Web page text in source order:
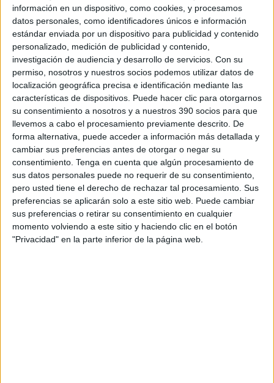
información en un dispositivo, como cookies, y procesamos
datos personales, como identificadores únicos e información
estándar enviada por un dispositivo para publicidad y contenido
personalizado, medición de publicidad y contenido,
investigación de audiencia y desarrollo de servicios. Con su
permiso, nosotros y nuestros socios podemos utilizar datos de
localización geográfica precisa e identificación mediante las
características de dispositivos. Puede hacer clic para otorgarnos
su consentimiento a nosotros y a nuestros 390 socios para que
llevemos a cabo el procesamiento previamente descrito. De
forma alternativa, puede acceder a información más detallada y
cambiar sus preferencias antes de otorgar o negar su
consentimiento. Tenga en cuenta que algún procesamiento de
sus datos personales puede no requerir de su consentimiento,
pero usted tiene el derecho de rechazar tal procesamiento. Sus
preferencias se aplicarán solo a este sitio web. Puede cambiar
sus preferencias o retirar su consentimiento en cualquier
momento volviendo a este sitio y haciendo clic en el botón
"Privacidad" en la parte inferior de la página web.
15/03/2021
El Ministerio de Sanidad suspende, a partir de
mañana y durante las dos próximas semanas, la
vacunación con la vacuna frente a la COVID-19
de...
04/03/2021
Estrategia de vacunación frente a COVID-19 en
España. Actualización 4
Documento Estrategia de vacunación COVID-19. Documento
actualizado y publicado por el Ministerio de Sanidad.
17/02/2021
El Ministerio de Sanidad responde a las dudas más
frecuentes sobre la vacunación contra la COVID-19